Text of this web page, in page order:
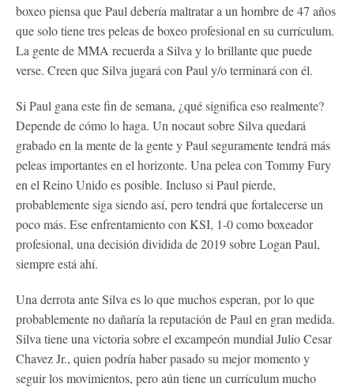
boxeo piensa que Paul debería maltratar a un hombre de 47 años
que solo tiene tres peleas de boxeo profesional en su currículum.
La gente de MMA recuerda a Silva y lo brillante que puede
verse. Creen que Silva jugará con Paul y/o terminará con él.
Si Paul gana este fin de semana, ¿qué significa eso realmente?
Depende de cómo lo haga. Un nocaut sobre Silva quedará
grabado en la mente de la gente y Paul seguramente tendrá más
peleas importantes en el horizonte. Una pelea con Tommy Fury
en el Reino Unido es posible. Incluso si Paul pierde,
probablemente siga siendo así, pero tendrá que fortalecerse un
poco más. Ese enfrentamiento con KSI, 1-0 como boxeador
profesional, una decisión dividida de 2019 sobre Logan Paul,
siempre está ahí.
Una derrota ante Silva es lo que muchos esperan, por lo que
probablemente no dañaría la reputación de Paul en gran medida.
Silva tiene una victoria sobre el excampeón mundial Julio Cesar
Chavez Jr., quien podría haber pasado su mejor momento y
seguir los movimientos, pero aún tiene un currículum mucho